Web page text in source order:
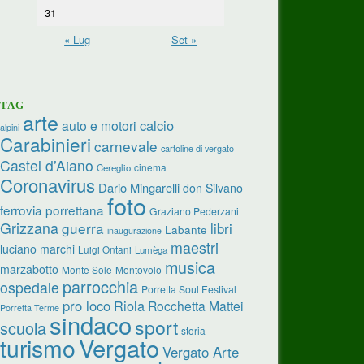
31
« Lug
Set »
TAG
alpini arte auto e motori calcio
Carabinieri carnevale cartoline di vergato
Castel d’Aiano Cereglio cinema
Coronavirus Dario Mingarelli don Silvano
ferrovia porrettana foto Graziano Pederzani
Grizzanaguerra inaugurazione Labante libri
luciano marchi Luigi Ontani Lumèga maestri
marzabotto Monte Sole Montovolo musica
ospedale parrocchia Porretta Soul Festival
Porretta Terme pro loco Riola Rocchetta Mattei
scuolasindacosport storia
turismoVergato Vergato Arte